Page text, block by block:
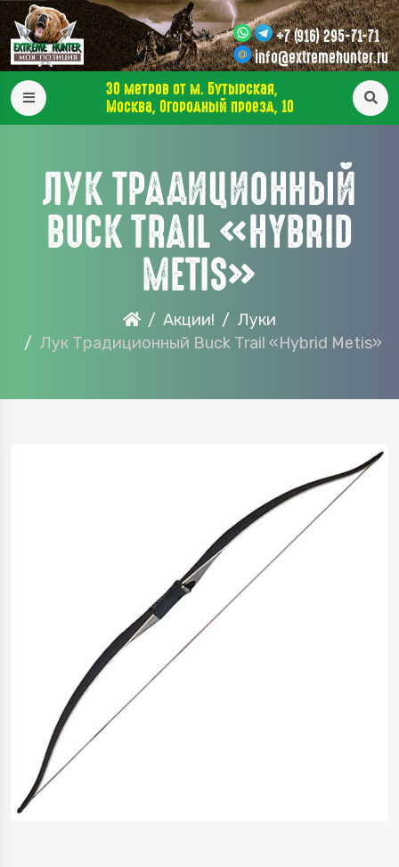
+7 (916) 295-71-71
info@extremehunter.ru
30 метров от м. Бутырская,
Москва, Огородный проезд, 10
ЛУК ТРАДИЦИОННЫЙ
BUCK TRAIL «HYBRID
METIS»
Акции!
Луки
Лук Традиционный Buck Trail «Hybrid Metis»